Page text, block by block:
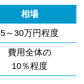
相場
5～30万円程度
費用全体の
10％程度